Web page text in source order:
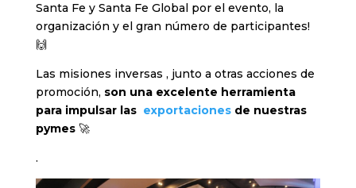
Santa Fe y Santa Fe Global por el evento, la
organización y el gran número de participantes!
🙌
Las misiones inversas , junto a otras acciones de
promoción, son una excelente herramienta
para impulsar las exportacionesde nuestras
pymes🚀
.